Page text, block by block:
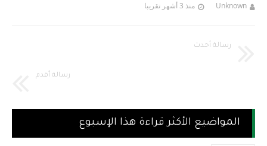
Unknown منذ 3 أشهر تقريبا
رسالة أحدث
رسالة أقدم
المواضيع الأكثر قراءة هذا الإسبوع